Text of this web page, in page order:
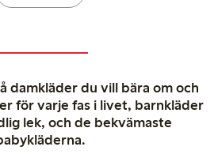
damkläder du vill bära om och
för varje fas i livet, barnkläder
lek, och de bekvämaste